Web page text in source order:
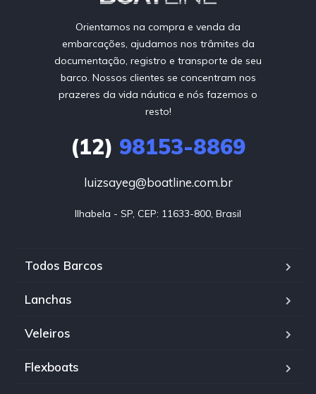
Orientamos na compra e venda da
embarcações, ajudamos nos trâmites da
documentação, registro e transporte de seu
barco. Nossos clientes se concentram nos
prazeres da vida náutica e nós fazemos o
resto!
(12) 98153-8869
luizsayeg@boatline.com.br
Ilhabela - SP, CEP: 11633-800, Brasil
Todos Barcos
Lanchas
Veleiros
Flexboats